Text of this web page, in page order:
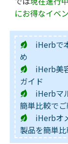
にお得なイベ
iHerbで
め
iHerb美
ガイド
iHerbマ
簡単比較で
iHerbオ
製品を簡単